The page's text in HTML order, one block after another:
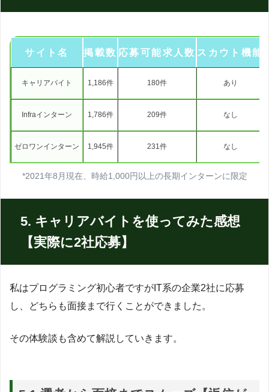
サイト名 掲載数 応募可能求人数 スカウト機能
キャリアバイト 1,186件 180件 あり
Infraインターン 1,786件 209件 なし
ゼロワンインターン 1,945件 231件 なし
*2021年8月現在、時給1,000円以上の長期インターンに限定
5. キャリアバイトを使ってみた感想
【実際に2社応募】
私はプログラミング初心者ですがIT系の企業2社に応募
し、どちらも面接まで行くことができました。
その体験談も含めて解説していきます。